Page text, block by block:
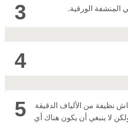
3 المنشفة الورقية.
4
5
نظيفة من الألياف الدقيقة
لا ينبغي أن يكون هناك أي